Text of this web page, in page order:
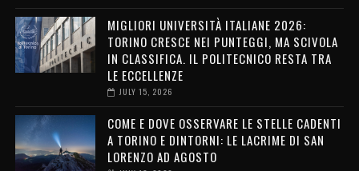
MIGLIORI UNIVERSITÀ ITALIANE 2026:
TORINO CRESCE NEI PUNTEGGI, MA SCIVOLA
IN CLASSIFICA. IL POLITECNICO RESTA TRA
LE ECCELLENZE
JULY 15, 2026
COME E DOVE OSSERVARE LE STELLE CADENTI
A TORINO E DINTORNI: LE LACRIME DI SAN
LORENZO AD AGOSTO